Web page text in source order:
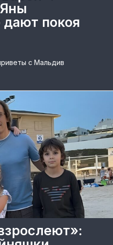
дают покоя
с Мальдив